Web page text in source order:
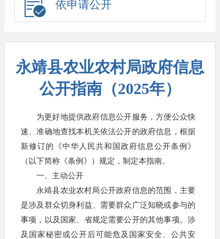
依申请公开
永靖县农业农村局政府信息
公开指南（2025年）
为更好地提供政府信息公开服务，方便公众快
速、准确地查找本机关依法公开的政府信息，根据
新修订的《中华人民共和国政府信息公开条例》
（以下简称《条例》）规定，制定本指南。
一、主动公开
永靖县农业农村局公开政府信息的范围，主要
是涉及群众切身利益、需要群众广泛知晓或参与的
事项，以及国家、省规定需要公开的其他事项。涉
及国家秘密或公开后可能危及国家安全、公共安